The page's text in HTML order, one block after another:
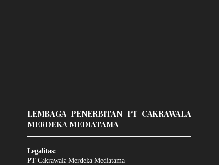
LEMBAGA PENERBITAN PT CAKRAWALA
MERDEKA MEDIATAMA
Legalitas:
PT Cakrawala Merdeka Mediatama